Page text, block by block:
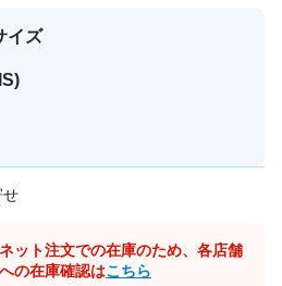
イズ
せ
ネット注文での在庫のため、各店舗
への在庫確認はこちら